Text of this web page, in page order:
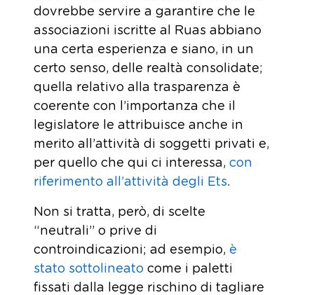
dovrebbe servire a garantire che le
associazioni iscritte al Ruas abbiano
una certa esperienza e siano, in un
certo senso, delle realtà consolidate;
quella relativo alla trasparenza è
coerente con l’importanza che il
legislatore le attribuisce anche in
merito all’attività di soggetti privati e,
per quello che qui ci interessa, con
riferimento all’attività degli Ets.
Non si tratta, però, di scelte
“neutrali” o prive di
controindicazioni; ad esempio, è
stato sottolineato come i paletti
fissati dalla legge rischino di tagliare